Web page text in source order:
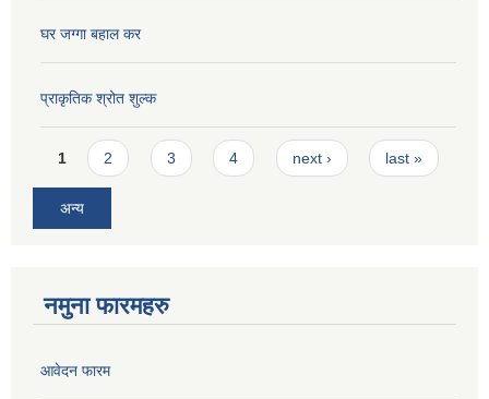
घर जग्गा बहाल कर
प्राकृतिक श्रोत शुल्क
Pages
1 2 3 4 next › last »
अन्य
नमुना फारमहरु
आवेदन फारम